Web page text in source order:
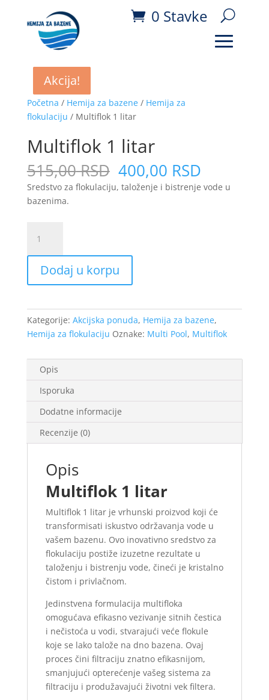
0 Stavke
Početna / Hemija za bazene/ Hemija za
flokulaciju / Multiflok 1 litar
Akcija!
Multiflok 1 litar
515,00RSD Originalna
cena
je
400,00 RSDTrenutna
cena
je:
Sredstvo za flokulaciju, taloženje i bistrenje vode u
bazenima.
litar
količina
Dodaj u korpu
Kategorije: Akcijska ponuda, Hemija za bazene,
Hemija za flokulaciju Oznake: Multi Pool, Multiflok
Opis
Isporuka
Dodatne informacije
Recenzije (0)
Opis
Multiflok 1 litar
Multiflok 1 litar je vrhunski proizvod koji će
transformisati iskustvo održavanja vode u
vašem bazenu. Ovo inovativno sredstvo za
flokulaciju postiže izuzetne rezultate u
taloženju i bistrenju vode, čineći je kristalno
čistom i privlačnom.
Jedinstvena formulacija multifloka
omogućava efikasno vezivanje sitnih čestica
i nečistoća u vodi, stvarajući veće flokule
koje se lako talože na dno bazena. Ovaj
proces čini filtraciju znatno efikasnijom,
smanjujući opterećenje vašeg sistema za
filtraciju i produžavajući životni vek filtera.
Akcija!
Akcija!
Akcija!